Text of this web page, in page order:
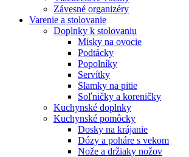
Závesné organizéry
Varenie a stolovanie
Doplnky k stolovaniu
Misky na ovocie
Podtácky
Popolníky
Servítky
Slamky na pitie
Soľničky a koreničky
Kuchynské doplnky
Kuchynské pomôcky
Dosky na krájanie
Dózy a poháre s vekom
Nože a držiaky nožov